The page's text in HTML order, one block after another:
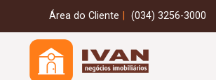
Área do Cliente (034) 3256-3000